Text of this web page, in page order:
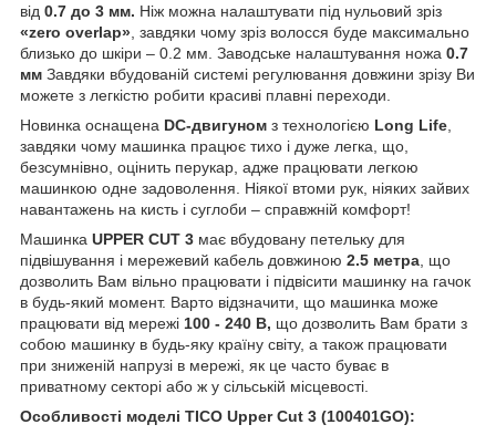
від 0.7 до 3 мм. Ніж можна налаштувати під нульовий зріз
«zero overlap» , завдяки чому зріз волосся буде максимально
близько до шкіри – 0.2 мм. Заводське налаштування ножа 0.7
мм Завдяки вбудованій системі регулювання довжини зрізу Ви
можете з легкістю робити красиві плавні переходи.
Новинка оснащена DC-двигуном з технологією Long Life
завдяки чому машинка працює тихо і дуже легка, що,
безсумнівно, оцінить перукар, адже працювати легкою
машинкою одне задоволення. Ніякої втоми рук, ніяких зайвих
навантажень на кисть і суглоби – справжній комфорт!
Машинка UPPER CUT 3 має вбудовану петельку для
підвішування і мережевий кабель довжиною 2.5 метра , що
дозволить Вам вільно працювати і підвісити машинку на гачок
в будь-який момент. Варто відзначити, що машинка може
працювати від мережі 100 - 240 В, що дозволить Вам брати з
собою машинку в будь-яку країну світу, а також працювати
при зниженій напрузі в мережі, як це часто буває в
приватному секторі або ж у сільській місцевості.
Особливості моделі TICO Upper Cut 3 (100401GO):